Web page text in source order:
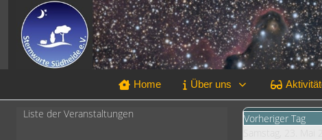
Home Über uns
Liste der Veranstaltungen
Vorheriger Tag